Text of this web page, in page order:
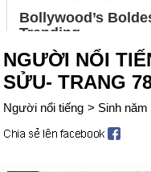
NGƯỜI NỔI
SỬU- TRANG
Người nổi tiếng > Sinh